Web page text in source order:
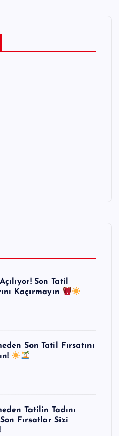
Son Tatil
Kaçırmayın
Son Tatil Fırsatını
Tatilin Tadını
Son Fırsatlar Sizi